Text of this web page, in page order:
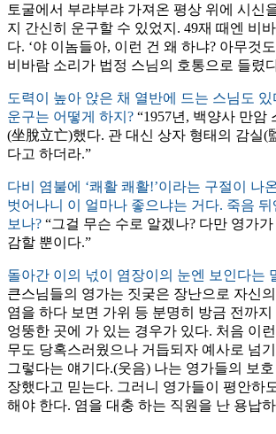
토굴에서 부랴부랴 가져온 평상 위에 시신
지 간신히 운구할 수 있었지. 49재 때엔 비
다. ‘야 이놈들아, 이런 건 왜 하냐? 아무것
비바람 소리가 법정 스님의 호통으로 들렸
도력이 높아 앉은 채 열반에 드는 스님도
운구는 어떻게 하지? “1957년, 백양사 만암
(坐脫立亡)했다. 관 대신 상자 형태의 감실(
다고 하더라.”
다비 염불에 ‘쾌활 쾌활!’이라는 구절이 나
벗어나니 이 얼마나 좋으냐는 거다. 죽음
보나? “그걸 무슨 수로 알겠나? 다만 영가
감할 뿐이다.”
돌아간 이의 넋이 염장이의 눈엔 보인다는
큰스님들의 영가는 짓궂은 장난으로 자신
염을 하다 보면 가위 등 분명히 방금 전까지
엉뚱한 곳에 가 있는 경우가 있다. 처음 이
무도 당혹스러웠으나 거듭되자 예사로 넘
그렇다는 얘기다.(웃음) 나는 영가들의 보
장했다고 믿는다. 그러니 영가들이 평안하
해야 한다. 염을 대충 하는 직원을 난 용납